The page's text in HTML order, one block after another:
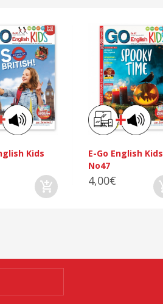
Kids
E-Go English Kids
No47
4,00€